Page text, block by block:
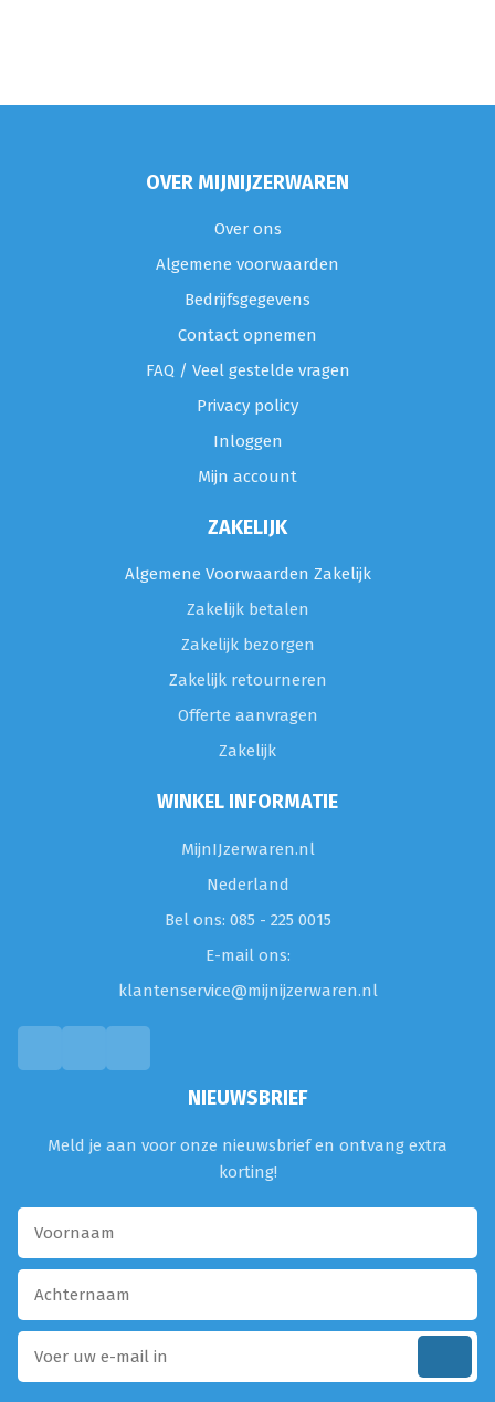
OVER MIJNIJZERWAREN
Over ons
Algemene voorwaarden
Bedrijfsgegevens
Contact opnemen
FAQ / Veel gestelde vragen
Privacy policy
Inloggen
Mijn account
ZAKELIJK
Algemene Voorwaarden Zakelijk
Zakelijk betalen
Zakelijk bezorgen
Zakelijk retourneren
Offerte aanvragen
Zakelijk
WINKEL INFORMATIE
MijnIJzerwaren.nl
Nederland
Bel ons: 085 - 225 0015
E-mail ons:
klantenservice@mijnijzerwaren.nl
NIEUWSBRIEF
Meld je aan voor onze nieuwsbrief en ontvang extra
korting!